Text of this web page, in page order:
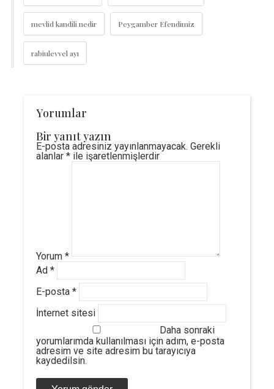
mevlid kandili nedir Peygamber Efendimiz
rabiulevvel ayı
Yorumlar
Bir yanıt yazın
E-posta adresiniz yayınlanmayacak. Gerekli
alanlar *ile işaretlenmişlerdir
Yorum *
Ad *
E-posta *
İnternet sitesi
Daha sonraki
yorumlarımda kullanılması için adım, e-posta
adresim ve site adresim bu tarayıcıya
kaydedilsin.